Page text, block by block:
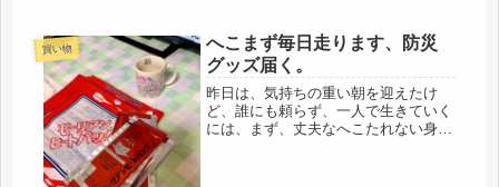
うする気？原因は解明、昨日、ジムで
一ヶ月ぶりの筋トレの影響。なまっち
い身...
買い物
へこまず毎日走ります、防災
グッズ届く。
昨日は、気持ちの重い朝を迎えたけ
ど、誰にも頼らず、一人で生きていく
には、まず、丈夫なへこたれない身体